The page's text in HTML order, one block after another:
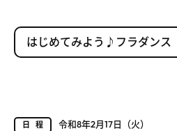
はじめてみよう♪フラダンス
日程
令和8年2月17日（火）